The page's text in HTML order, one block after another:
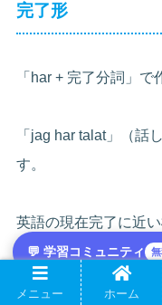
完了形
「har + 完了分詞」で
「jag har talat」（話
す。
英語の現在完了に近い
使い分けに慣れが必
💬 学習コミュニティ
メニュー ホーム